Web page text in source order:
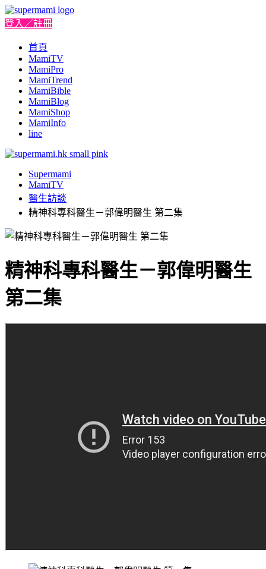
登入／註冊
首頁
MamiTV
MamiPro
MamiTrend
MamiBible
MamiBlog
MamiShop
MamiInfo
line
Supermami
MamiTV
醫生訪談
精神科專科醫生－郭偉明醫生 第二集
精神科專科醫生－郭偉明醫生
第二集